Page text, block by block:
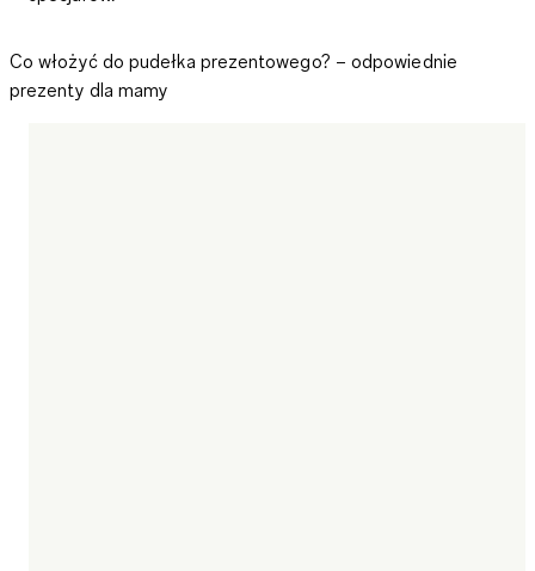
Co włożyć do pudełka prezentowego? – odpowiednie
prezenty dla mamy